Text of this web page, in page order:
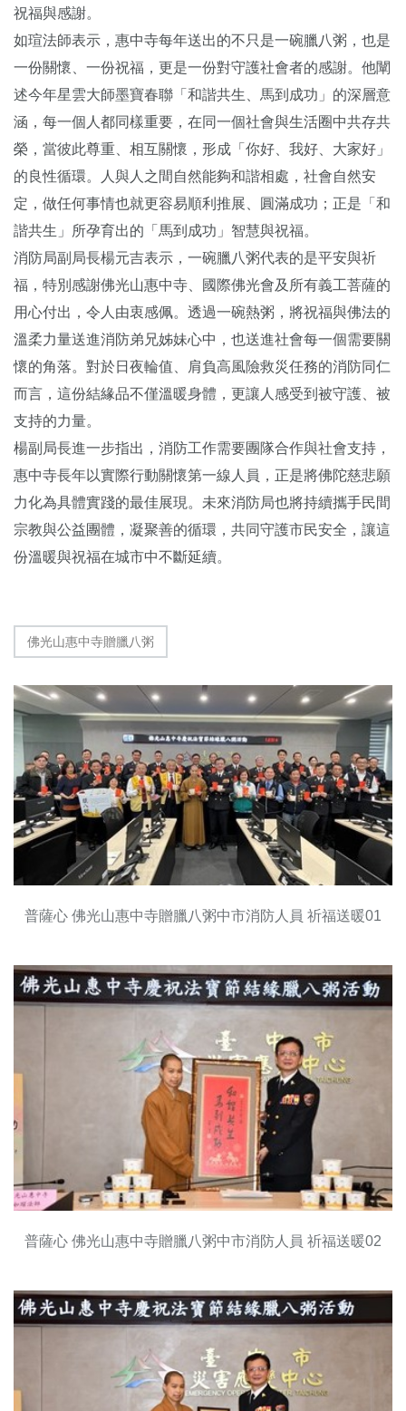
祝福與感謝。
如瑄法師表示，惠中寺每年送出的不只是一碗臘八粥，也是
一份關懷、一份祝福，更是一份對守護社會者的感謝。他闡
述今年星雲大師墨寶春聯「和諧共生、馬到成功」的深層意
涵，每一個人都同樣重要，在同一個社會與生活圈中共存共
榮，當彼此尊重、相互關懷，形成「你好、我好、大家好」
的良性循環。人與人之間自然能夠和諧相處，社會自然安
定，做任何事情也就更容易順利推展、圓滿成功；正是「和
諧共生」所孕育出的「馬到成功」智慧與祝福。
消防局副局長楊元吉表示，一碗臘八粥代表的是平安與祈
福，特別感謝佛光山惠中寺、國際佛光會及所有義工菩薩的
用心付出，令人由衷感佩。透過一碗熱粥，將祝福與佛法的
溫柔力量送進消防弟兄姊妹心中，也送進社會每一個需要關
懷的角落。對於日夜輪值、肩負高風險救災任務的消防同仁
而言，這份結緣品不僅溫暖身體，更讓人感受到被守護、被
支持的力量。
楊副局長進一步指出，消防工作需要團隊合作與社會支持，
惠中寺長年以實際行動關懷第一線人員，正是將佛陀慈悲願
力化為具體實踐的最佳展現。未來消防局也將持續攜手民間
宗教與公益團體，凝聚善的循環，共同守護市民安全，讓這
份溫暖與祝福在城市中不斷延續。
佛光山惠中寺贈臘八粥
普薩心 佛光山惠中寺贈臘八粥中市消防人員 祈福送暖01
普薩心 佛光山惠中寺贈臘八粥中市消防人員 祈福送暖02